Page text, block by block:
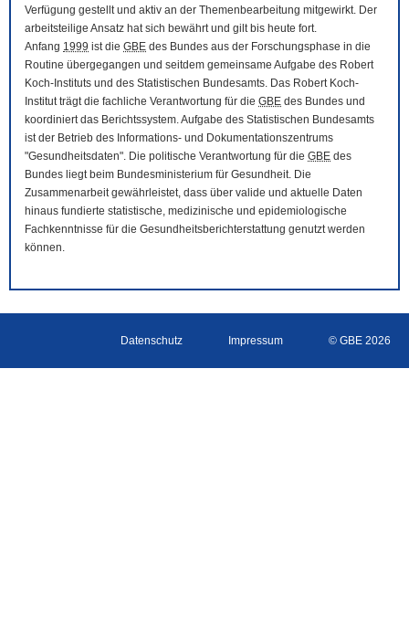
Verfügung gestellt und aktiv an der Themenbearbeitung mitgewirkt. Der
arbeitsteilige Ansatz hat sich bewährt und gilt bis heute fort.
Anfang 1999 ist die GBE des Bundes aus der Forschungsphase in die
Routine übergegangen und seitdem gemeinsame Aufgabe des Robert
Koch-Instituts und des Statistischen Bundesamts. Das Robert Koch-
Institut trägt die fachliche Verantwortung für die GBE des Bundes und
koordiniert das Berichtssystem. Aufgabe des Statistischen Bundesamts
ist der Betrieb des Informations- und Dokumentationszentrums
"Gesundheitsdaten". Die politische Verantwortung für die GBE des
Bundes liegt beim Bundesministerium für Gesundheit. Die
Zusammenarbeit gewährleistet, dass über valide und aktuelle Daten
hinaus fundierte statistische, medizinische und epidemiologische
Fachkenntnisse für die Gesundheitsberichterstattung genutzt werden
können.
Datenschutz Impressum © GBE 2026